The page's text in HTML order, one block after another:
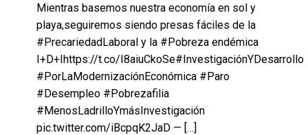
Mientras basemos nuestra economía en sol y
playa,seguiremos siendo presas fáciles de la
#PrecariedadLaboral y la #Pobreza endémica
I+D+Ihttps://t.co/I8aiuCkoSe#InvestigaciónYDesarrollo
#PorLaModernizaciónEconómica #Paro
#Desempleo #Pobrezafilia
#MenosLadrilloYmásInvestigación
pic.twitter.com/iBcpqK2JaD — […]